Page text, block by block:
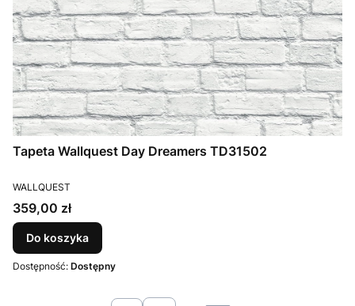
Tapeta Wallquest Day Dreamers TD31502
PRODUCENT
WALLQUEST
Cena
359,00 zł
Do koszyka
Dostępność: Dostępny